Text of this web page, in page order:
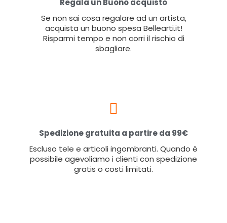
Regala un Buono acquisto
Se non sai cosa regalare ad un artista,
acquista un buono spesa Bellearti.it!
Risparmi tempo e non corri il rischio di
sbagliare.
Spedizione gratuita a partire da 99€
Escluso tele e articoli ingombranti. Quando è
possibile agevoliamo i clienti con spedizione
gratis o costi limitati.